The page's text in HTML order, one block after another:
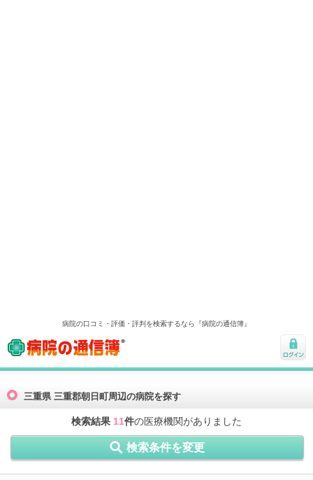
病院の口コミ・評価・評判を検索するなら『病院の通信簿』
病院の通信簿
ログ
三重県 三重郡朝日町周辺の病院を探す
検索結果 11件の医療機関がありました
検索条件を変更